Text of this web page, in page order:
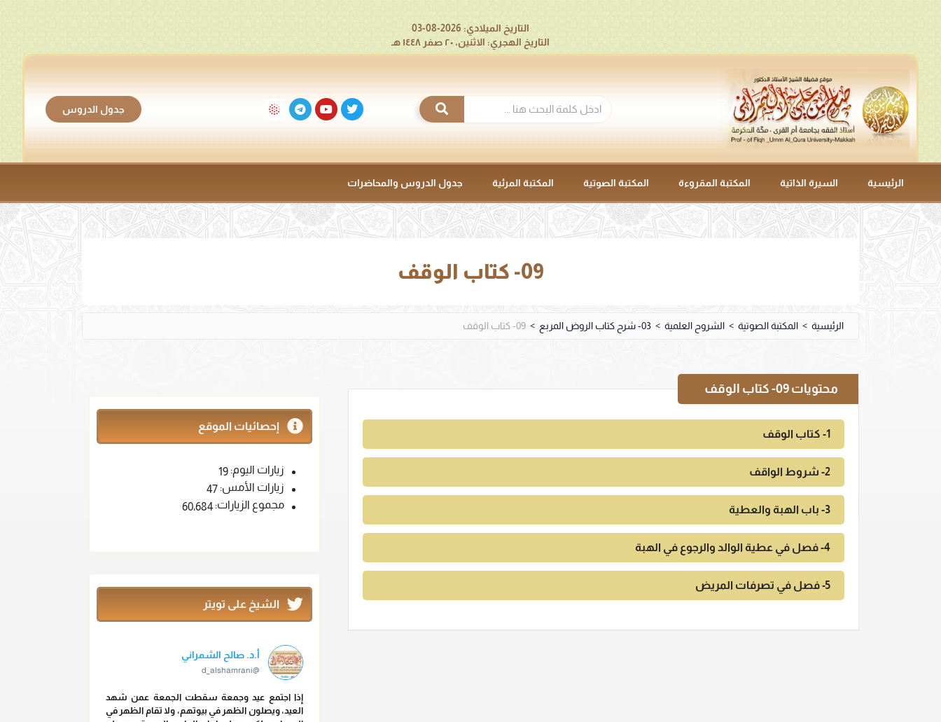
التاريخ الميلادي: 2026-08-03
التاريخ الهجري: الاثنين، ٢٠ صفر ١٤٤٨ هـ
جدول الدروس
الرئيسية السيرة الذاتية المكتبة المقروءة المكتبة الصوتية المكتبة المرئية جدول الدروس والمحاضرات
09- كتاب الوقف
الرئيسية > المكتبة الصوتية > الشروح العلمية > 03- شرح كتاب الروض المربع > 09- كتاب الوقف
محتويات 09- كتاب الوقف
1- كتاب الوقف
2- شروط الواقف
3- باب الهبة والعطية
4- فصل في عطية الوالد والرجوع في الهبة
5- فصل في تصرفات المريض
إحصائيات الموقع
زيارات اليوم: 19
زيارات الأمس: 47
مجموع الزيارات: 60٬684
الشيخ على تويتر
أ.د. صالح الشمراني
@d_alshamrani
إذا اجتمع عيد وجمعة سقطت الجمعة عمن شهد
العيد، ويصلون الظهر في بيوتهم، ولا تقام الظهر في